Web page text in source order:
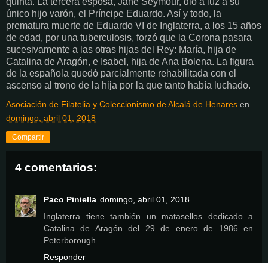
único hijo varón, el Príncipe Eduardo. Así y todo, la
prematura muerte de Eduardo VI de Inglaterra, a los 15 años
de edad, por una tuberculosis, forzó que la Corona pasara
sucesivamente a las otras hijas del Rey: María, hija de
Catalina de Aragón, e Isabel, hija de Ana Bolena. La figura
de la española quedó parcialmente rehabilitada con el
ascenso al trono de la hija por la que tanto había luchado.
Asociación de Filatelia y Coleccionismo de Alcalá de Henares en
domingo, abril 01, 2018
Compartir
4 comentarios:
Paco Piniella domingo, abril 01, 2018
Inglaterra tiene también un matasellos dedicado a
Catalina de Aragón del 29 de enero de 1986 en
Peterborough.
Responder